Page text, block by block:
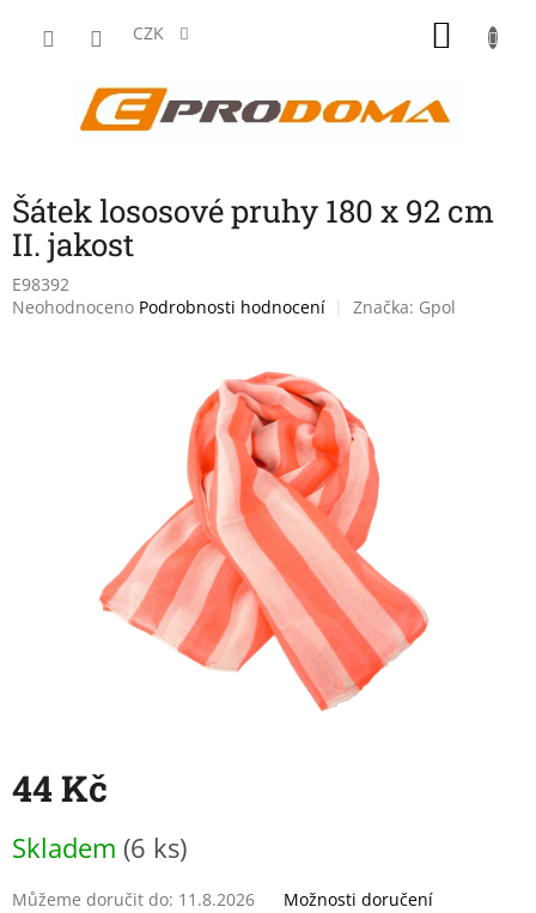
CZK
Šátek lososové pruhy 180 x 92 cm
II. jakost
E98392
Průměrné
Neohodnoceno Podrobnosti hodnocení Značka: Gpol
44 Kč
cena:
Skladem (6 ks)
Můžeme doručit do: 11.8.2026 Možnosti doručení